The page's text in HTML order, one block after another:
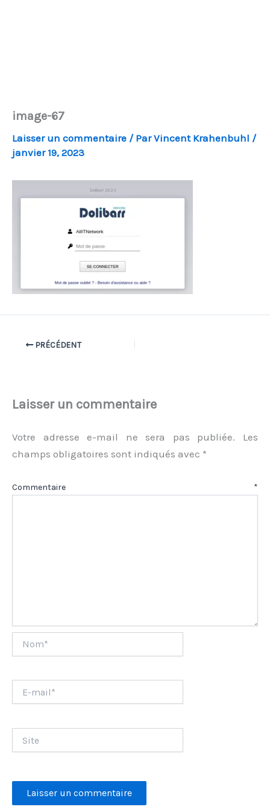
image-67
Laisser un commentaire / ParVincent Krahenbuhl /
janvier 19, 2023
PRÉCÉDENT
Laisser un commentaire
Votre adresse e-mail ne sera pas publiée.
Les
champs obligatoires sont indiqués avec *
Commentaire *
mail*